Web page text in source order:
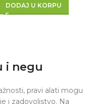
DODAJ U KORPU
i negu
pravi alati mogu
i zadovoljstvo. Na